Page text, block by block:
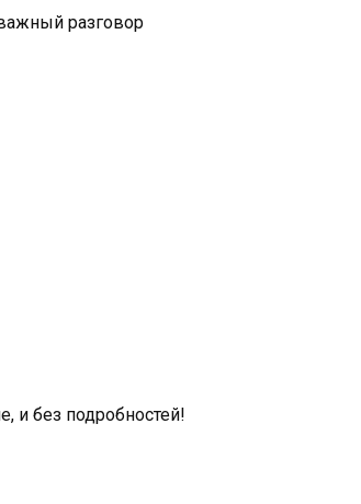
разговор
и без подробностей!